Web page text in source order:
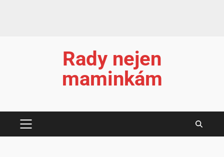
Rady nejen
maminkám